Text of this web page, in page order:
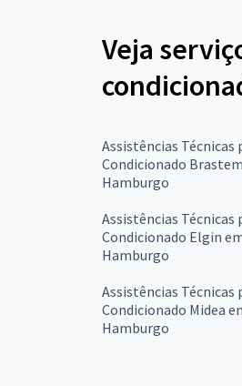
Veja
Assistências Técnicas
Condicionado
Hamburgo
Assistências Técnicas
Condicionado Elgin
Hamburgo
Assistências Técnicas
Condicionado Midea
Hamburgo